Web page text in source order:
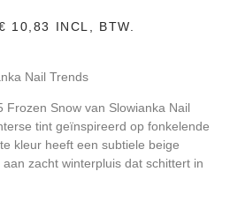
10,83 INCL, BTW.
Nail Trends
Frozen Snow van Slowianka Nail
tint geïnspireerd op fonkelende
kleur heeft een subtiele beige
zacht winterpluis dat schittert in